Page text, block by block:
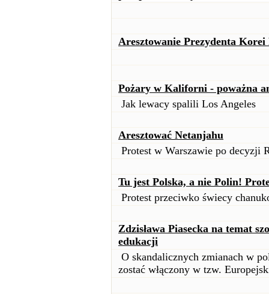
Aresztowanie Prezydenta Korei
Pożary w Kaliforni - poważna
Jak lewacy spalili Los Angeles
Aresztować Netanjahu
Protest w Warszawie po decyzji
Tu jest Polska, a nie Polin!
Protest przeciwko świecy
Zdzisława Piasecka na temat
edukacji
O skandalicznych zmianach w
zostać włączony w tzw.